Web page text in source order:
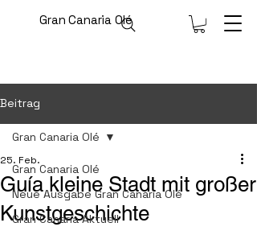
Gran Canaria Olé
Beitrag
Gran Canaria Olé
Neue Ausgabe Gran Canaria Olé
Gran Canaria Aktuell
Gran Canaria Olé
Guía kleine Stadt mit großer
Kunstgeschichte
25. Feb.